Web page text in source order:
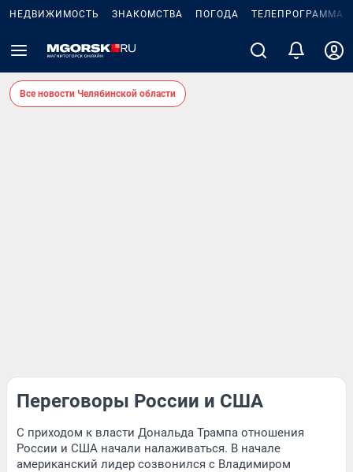
НЕДВИЖИМОСТЬ ЗНАКОМСТВА ПОГОДА ТЕЛЕПРОГРАММА
Все новости Челябинской области
Переговоры России и США
С приходом к власти Дональда Трампа отношения
России и США начали налаживаться. В начале
американский лидер созвонился с Владимиром